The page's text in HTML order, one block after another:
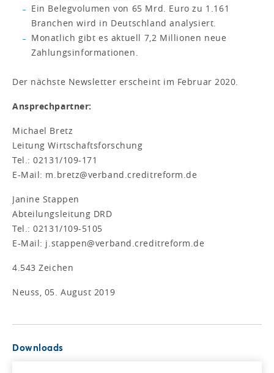
Ein Belegvolumen von 65 Mrd. Euro zu 1.161
Branchen wird in Deutschland analysiert.
Monatlich gibt es aktuell 7,2 Millionen neue
Zahlungsinformationen.
Der nächste Newsletter erscheint im Februar 2020.
Ansprechpartner:
Michael Bretz
Leitung Wirtschaftsforschung
Tel.: 02131/109-171
E-Mail: m.bretz@verband.creditreform.de
Janine Stappen
Abteilungsleitung DRD
Tel.: 02131/109-5105
E-Mail: j.stappen@verband.creditreform.de
4.543 Zeichen
Neuss, 05. August 2019
Downloads